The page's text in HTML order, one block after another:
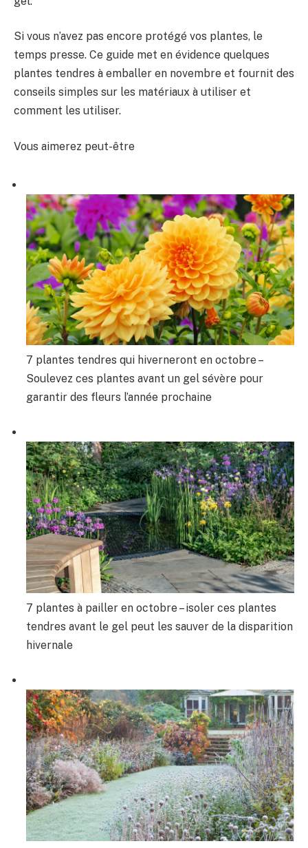
Si vous n’avez pas encore protégé vos plantes, le
temps presse. Ce guide met en évidence quelques
plantes tendres à emballer en novembre et fournit des
conseils simples sur les matériaux à utiliser et
comment les utiliser.
Vous aimerez peut-être
7 plantes tendres qui hiverneront en octobre –
Soulevez ces plantes avant un gel sévère pour
garantir des fleurs l’année prochaine
7 plantes à pailler en octobre – isoler ces plantes
tendres avant le gel peut les sauver de la disparition
hivernale